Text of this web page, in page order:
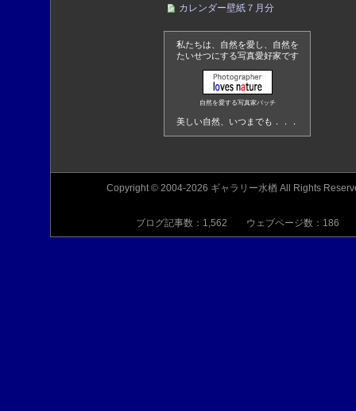
カレンダー壁紙７月分
私たちは、自然を愛し、自然を
たいせつにする写真愛好家です
自然を愛する写真家バッチ
美しい自然、いつまでも．．．
Copyright © 2004-2026 ギャラリー水楢 All Rights
ブログ記事数：1,562 ウェブページ数：186